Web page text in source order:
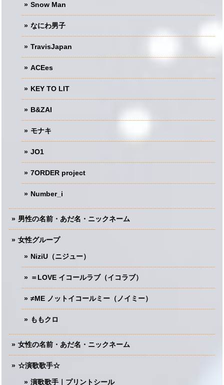
Snow Man
なにわ男子
TravisJapan
ACEes
KEY TO LIT
B&ZAI
モナキ
JO1
7ORDER project
Number_i
男性の名前・あだ名・ニックネーム
女性グループ
NiziU（ニジュー）
＝LOVE イコールラブ（イコラブ）
≠ME ノットイコールミー（ノイミー）
ももクロ
女性の名前・あだ名・ニックネーム
☆演歌歌手☆
演歌歌手｜プリントシール